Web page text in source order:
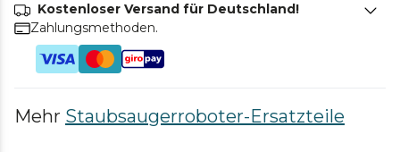
Kostenloser Versand für Deutschland!
Zahlungsmethoden.
Mehr Staubsaugerroboter-Ersatzteile